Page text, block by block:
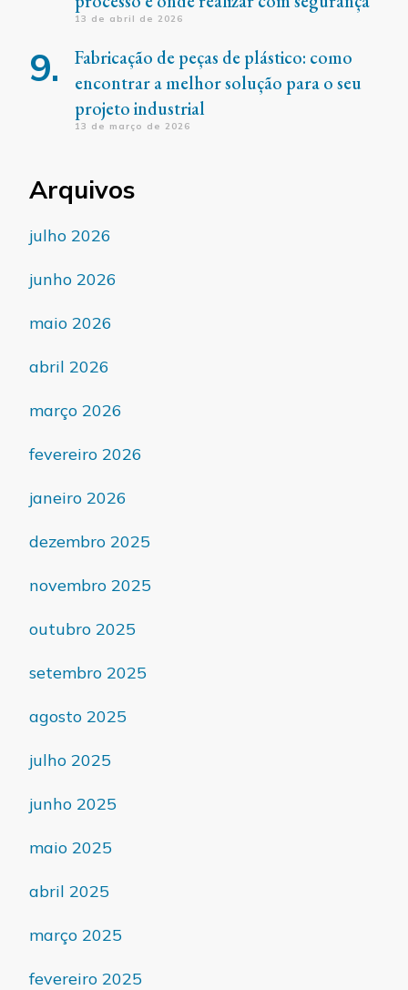
13 de abril de 2026
Fabricação de peças de plástico: como
encontrar a melhor solução para o seu
projeto industrial
13 de março de 2026
Arquivos
julho 2026
junho 2026
maio 2026
abril 2026
março 2026
fevereiro 2026
janeiro 2026
dezembro 2025
novembro 2025
outubro 2025
setembro 2025
agosto 2025
julho 2025
junho 2025
maio 2025
abril 2025
março 2025
fevereiro 2025